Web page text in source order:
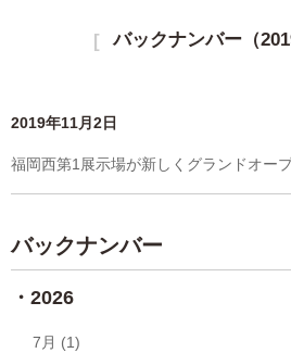
バックナンバー（
2019年11月2日
福岡西第1展示場が新しくグランドオー
バックナンバー
2026
7月 (1)